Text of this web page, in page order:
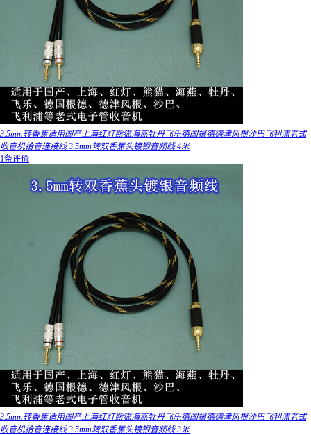
3.5mm转香蕉适用国产上海红灯熊猫海燕牡丹飞乐德国根德德津风根沙巴飞利浦老式
收音机拾音连接线 3.5mm转双香蕉头镀银音频线 4米
1条评价
3.5mm转香蕉适用国产上海红灯熊猫海燕牡丹飞乐德国根德德津风根沙巴飞利浦老式
收音机拾音连接线 3.5mm转双香蕉头镀银音频线 3米